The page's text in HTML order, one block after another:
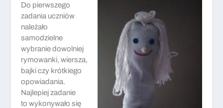
Do pierwszego
zadania uczniów
należało
samodzielne
wybranie dowolniej
rymowanki, wiersza,
bajki czy krótkiego
opowiadania.
Najlepiej zadanie
to wykonywało się